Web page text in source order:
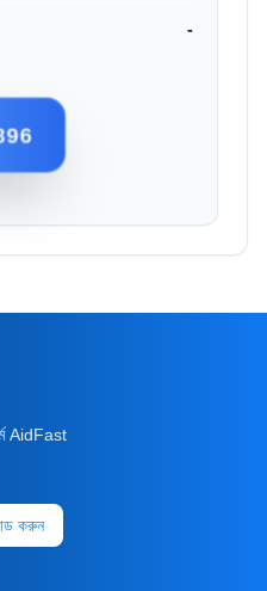
-
AidFast
করুন